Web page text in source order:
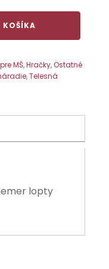
KOŠÍKA
MŠ,Hračky,Ostatné
,Telesná
lopty